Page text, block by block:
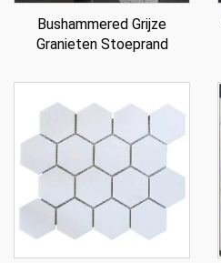
Bushammered Grijze
Granieten Stoeprand